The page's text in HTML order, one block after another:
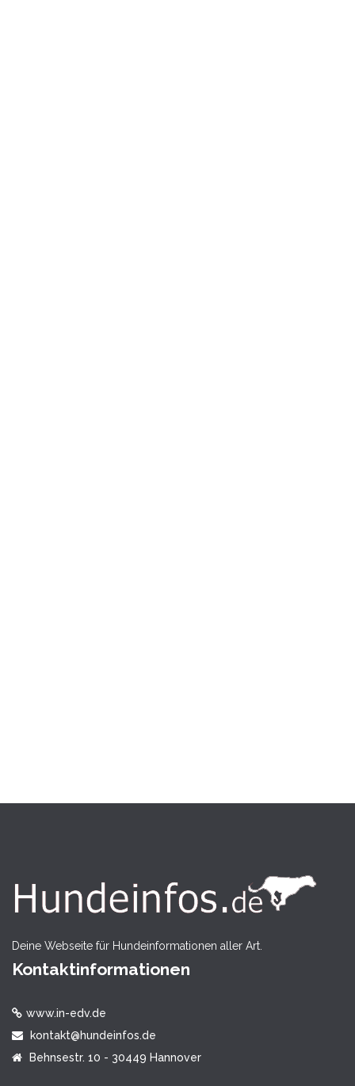
Deine Webseite für Hundeinformationen aller Art.
Kontaktinformationen
www.in-edv.de
kontakt@hundeinfos.de
Behnsestr. 10 - 30449 Hannover